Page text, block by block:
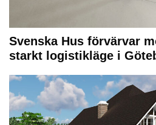
Svenska Hus förvärvar
starkt logistikläge i